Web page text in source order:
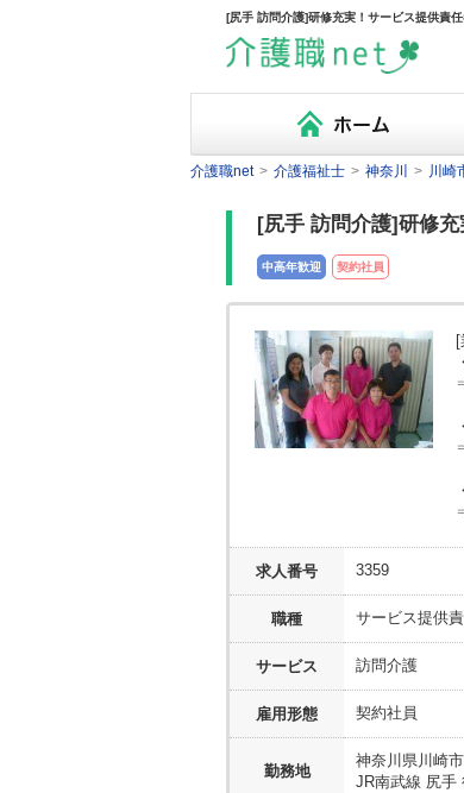
[尻手 訪問介護]研修充実！サービス提供責
介護職net > 介護福祉士 > 神奈川 > 川崎
[尻手 訪問介護]研修
中高年歓迎 契約社員
[
求人番号 3359
職種 サービス提供
サービス 訪問介護
雇用形態 契約社員
勤務地
神奈川県川崎市
JR南武線 尻手